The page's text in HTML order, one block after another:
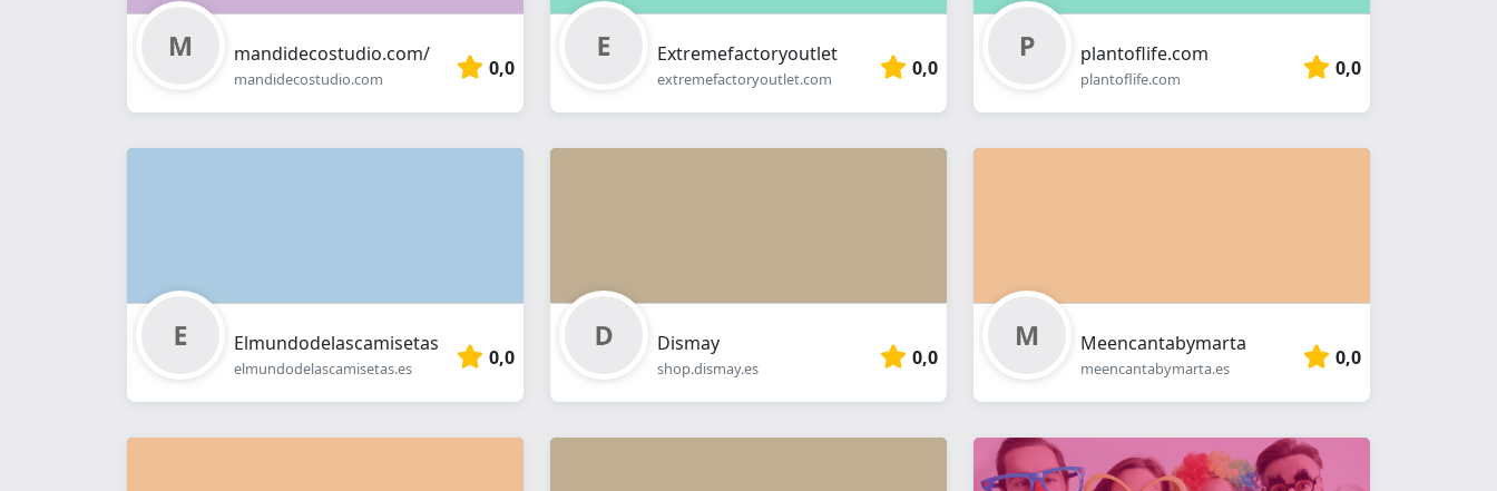
mandidecostudio.com/
mandidecostudio.com 0,0
Extremefactoryoutlet
extremefactoryoutlet.com 0,0
plantoflife.com
plantoflife.com 0,0
Elmundodelascamisetas
elmundodelascamisetas.es 0,0
Dismay
shop.dismay.es 0,0
Meencantabymarta
meencantabymarta.es 0,0